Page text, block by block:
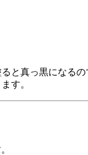
と真っ黒になる
す。